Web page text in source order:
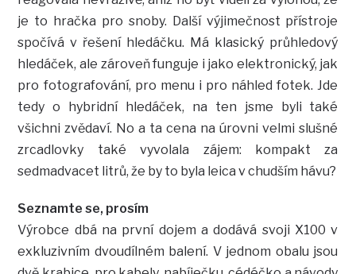
je to hračka pro snoby. Další výjimečnost přístroje
spočívá v řešení hledáčku. Má klasický průhledový
hledáček, ale zároveň funguje i jako elektronický, jak
pro fotografování, pro menu i pro náhled fotek. Jde
tedy o hybridní hledáček, na ten jsme byli také
všichni zvědaví. No a ta cena na úrovni velmi slušné
zrcadlovky také vyvolala zájem: kompakt za
sedmadvacet litrů, že by to byla leica v chudším hávu?
Seznamte se, prosím
Výrobce dbá na první dojem a dodává svoji X100 v
exkluzivním dvoudílném balení. V jednom obalu jsou